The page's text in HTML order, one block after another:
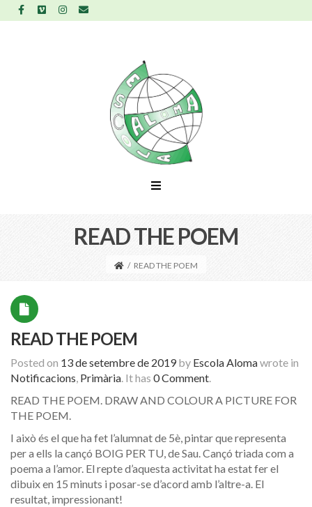
READ THE POEM
/ READ THE POEM
READ THE POEM
Posted on 13 de setembre de 2019 by Escola Alomawrote in
Notificacions, Primària. It has 0 Comment.
READ THE POEM. DRAW AND COLOUR A PICTURE FOR
THE POEM.
I això és el que ha fet l’alumnat de 5è, pintar que representa
per a ells la cançó BOIG PER TU, de Sau. Cançó triada com a
poema a l’amor. El repte d’aquesta activitat ha estat fer el
dibuix en 15 minuts i posar-se d’acord amb l’altre-a. El
resultat, impressionant!